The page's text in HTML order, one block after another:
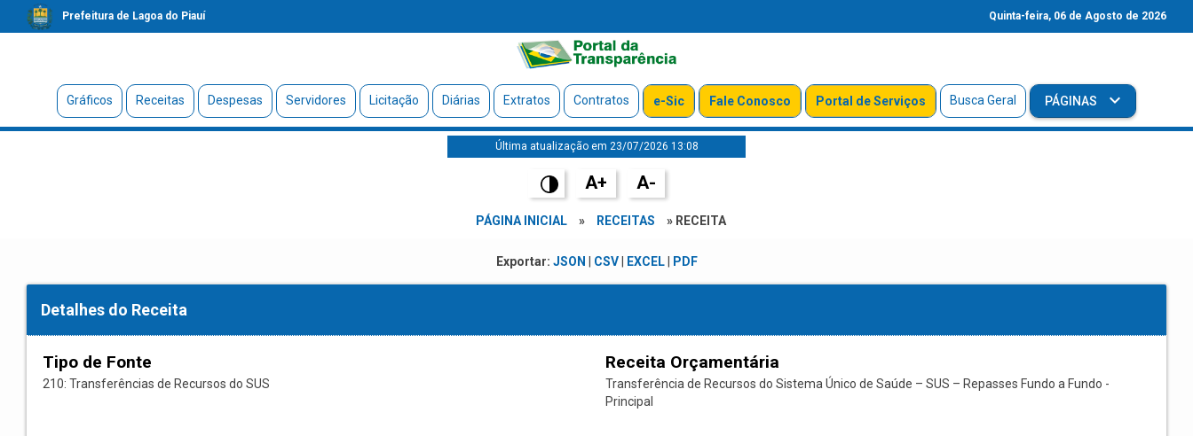
Prefeitura de Lagoa do Piauí Quinta-feira, 06 de Agosto de 2026
Gráficos Receitas Despesas Servidores Licitação Diárias Extratos Contratos e-Sic Fale Conosco Portal de Serviços Busca Geral PÁGINAS
Última atualização em 23/07/2026 13:08
A+ A-
PÁGINA INICIAL » RECEITAS » RECEITA
Exportar: JSON CSV| EXCEL| PDF
Detalhes do Receita
Tipo de Fonte
210: Transferências de Recursos do SUS
Receita Orçamentária
Transferência de Recursos do Sistema Único de Saúde – SUS – Repasses Fundo a Fundo -
Principal